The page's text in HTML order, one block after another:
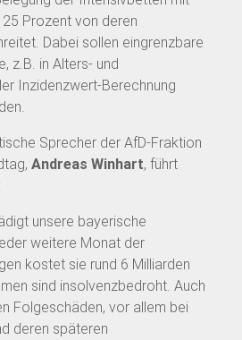
Prozent von deren
Dabei sollen eingrenzbare
z.B. in Alters- und
Inzidenzwert-Berechnung
Sprecher der AfD-Fraktion
Andreas Winhart, führt
unsere bayerische
weitere Monat der
kostet sie rund 6 Milliarden
sind insolvenzbedroht. Auch
Folgeschäden, vor allem bei
deren späteren